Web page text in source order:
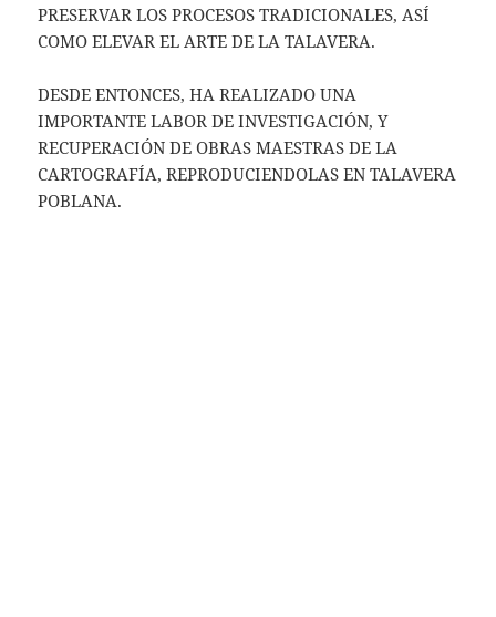
PRESERVAR LOS PROCESOS TRADICIONALES, ASÍ
COMO ELEVAR EL ARTE DE LA TALAVERA.
DESDE ENTONCES, HA REALIZADO UNA
IMPORTANTE LABOR DE INVESTIGACIÓN, Y
RECUPERACIÓN DE OBRAS MAESTRAS DE LA
CARTOGRAFÍA, REPRODUCIENDOLAS EN TALAVERA
POBLANA.